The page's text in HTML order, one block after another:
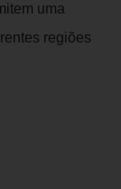
uma
regiões